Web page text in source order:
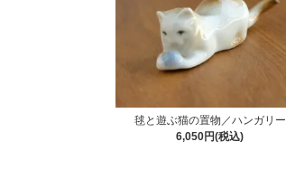
毬と遊ぶ猫の置物／ハンガリー
6,050円(税込)